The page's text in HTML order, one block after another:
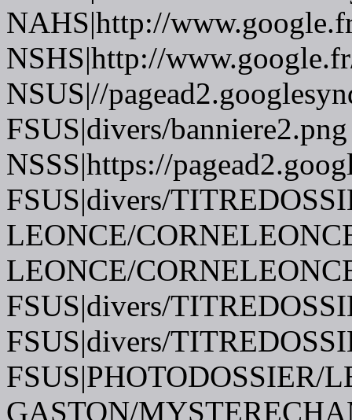
NAHS|http://
NSHS|http://
NSUS|//
FSUS|divers/banniere2.png
NSSS|https://
FSUS|divers/
LEONCE/
LEONCE/
FSUS|divers/
FSUS|divers/
FSUS|PHOTODOSSIER/
GASTON/